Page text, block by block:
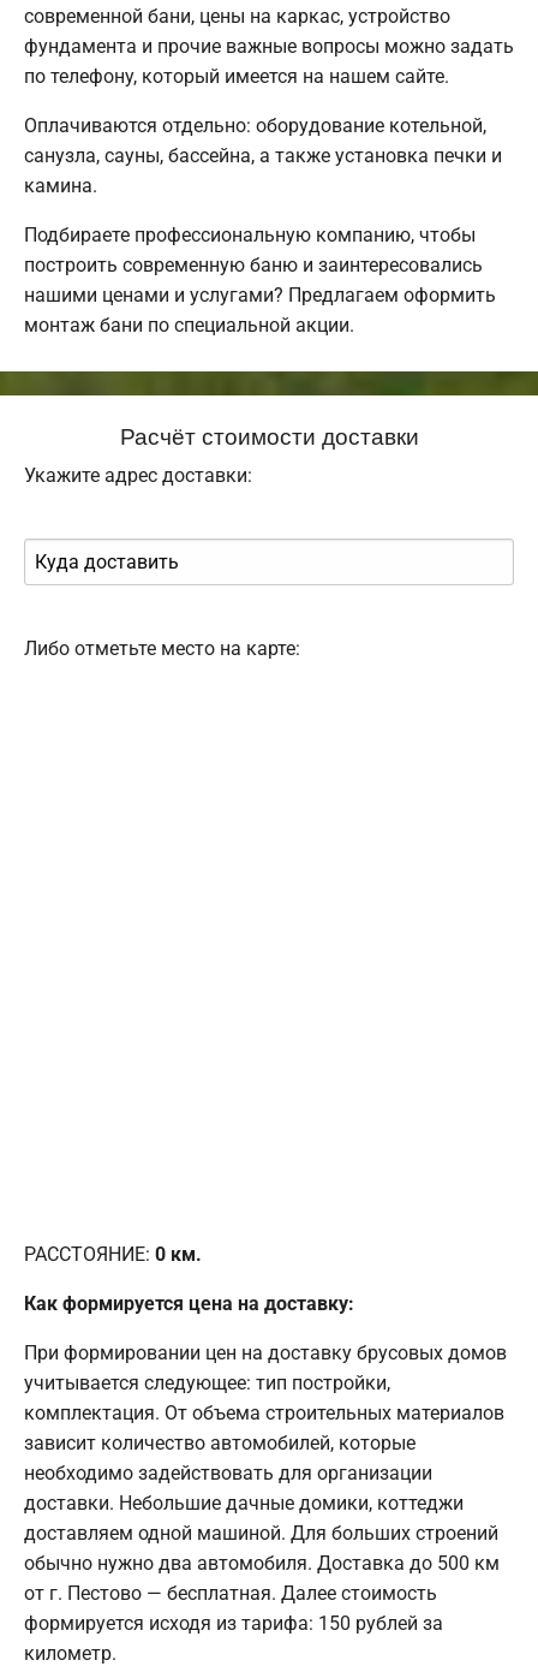
современной бани, цены на каркас, устройство
фундамента и прочие важные вопросы можно задать
по телефону, который имеется на нашем сайте.
Оплачиваются отдельно: оборудование котельной,
санузла, сауны, бассейна, а также установка печки и
камина.
Подбираете профессиональную компанию, чтобы
построить современную баню и заинтересовались
нашими ценами и услугами? Предлагаем оформить
монтаж бани по специальной акции.
Расчёт стоимости доставки
Укажите адрес доставки:
Либо отметьте место на карте:
РАССТОЯНИЕ: 0 км.
Как формируется цена на доставку:
При формировании цен на доставку брусовых домов
учитывается следующее: тип постройки,
комплектация. От объема строительных материалов
зависит количество автомобилей, которые
необходимо задействовать для организации
доставки. Небольшие дачные домики, коттеджи
доставляем одной машиной. Для больших строений
обычно нужно два автомобиля. Доставка до 500 км
от г. Пестово — бесплатная. Далее стоимость
формируется исходя из тарифа: 150 рублей за
километр.